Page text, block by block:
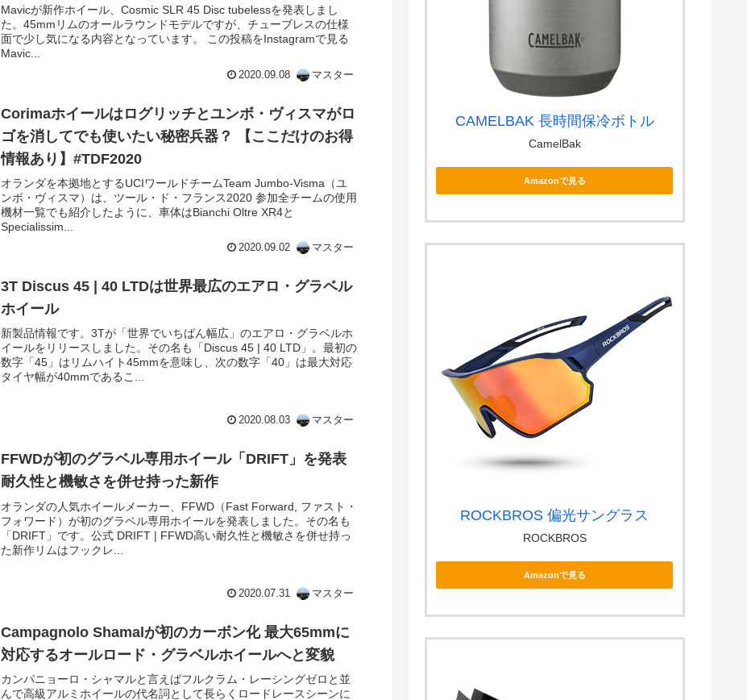
Mavicが新作ホイール、Cosmic SLR 45 Disc tubelessを発表しまし
た。45mmリムのオールラウンドモデルですが、チューブレスの仕様
面で少し気になる内容となっています。 この投稿をInstagramで見る
Mavic...
2020.09.08 マスター
Corimaホイールはログリッチとユンボ・ヴィスマがロ
ゴを消してでも使いたい秘密兵器？ 【ここだけのお得
情報あり】#TDF2020
オランダを本拠地とするUCIワールドチームTeam Jumbo-Visma（ユ
ンボ・ヴィスマ）は、ツール・ド・フランス2020 参加全チームの使用
機材一覧でも紹介したように、車体はBianchi Oltre XR4と
Specialissim...
2020.09.02 マスター
3T Discus 45 | 40 LTDは世界最広のエアロ・グラベル
ホイール
新製品情報です。3Tが「世界でいちばん幅広」のエアロ・グラベルホ
イールをリリースしました。その名も「Discus 45 | 40 LTD」。最初の
数字「45」はリムハイト45mmを意味し、次の数字「40」は最大対応
タイヤ幅が40mmであるこ...
2020.08.03 マスター
FFWDが初のグラベル専用ホイール「DRIFT」を発表
耐久性と機敏さを併せ持った新作
オランダの人気ホイールメーカー、FFWD（Fast Forward, ファスト・
フォワード）が初のグラベル専用ホイールを発表しました。その名も
「DRIFT」です。公式 DRIFT | FFWD高い耐久性と機敏さを併せ持っ
た新作リムはフックレ...
2020.07.31 マスター
Campagnolo Shamalが初のカーボン化 最大65mmに
対応するオールロード・グラベルホイールへと変貌
カンパニョーロ・シャマルと言えばフルクラム・レーシングゼロと並
んで高級アルミホイールの代名詞として長らくロードレースシーンに
CAMELBAK 長時間保冷ボトル
CamelBak
Amazonで見る
ROCKBROS 偏光サングラス
ROCKBROS
Amazonで見る